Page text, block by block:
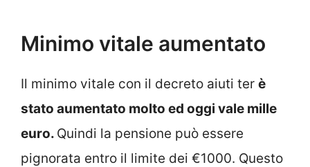
Minimo vitale aumentato
Il minimo vitale con il decreto aiuti ter è
stato aumentato molto ed oggi vale mille
euro. Quindi la pensione può essere
pignorata entro il limite dei €1000. Questo